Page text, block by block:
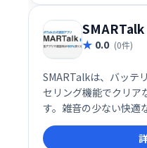
SMARTalk
0.0 (0件)
SMARTalkは、バッテ
セリング機能でクリア
す。雑音の少ない快適
トします。